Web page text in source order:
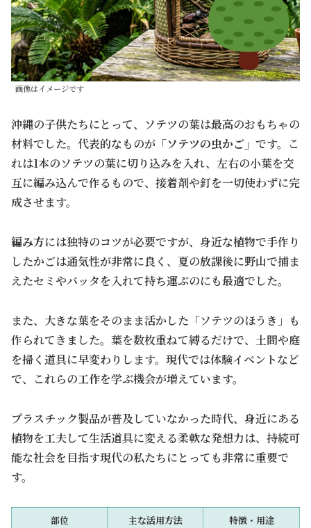
画像はイメージです
沖縄の子供たちにとって、ソテツの葉は最高のおもちゃの
材料でした。代表的なものが 「ソテツの虫かご」 です。こ
れは1本のソテツの葉に切り込みを入れ、左右の小葉を交
互に編み込んで作るもので、接着剤や釘を一切使わずに完
成させます。
編み方には独特のコツが必要ですが、身近な植物で手作り
したかごは通気性が非常に良く、夏の放課後に野山で捕ま
えたセミやバッタを入れて持ち運ぶのにも最適でした。
また、大きな葉をそのまま活かした「ソテツのほうき」も
作られてきました。葉を数枚重ねて縛るだけで、土間や庭
を掃く道具に早変わりします。現代では体験イベントなど
で、これらの工作を学ぶ機会が増えています。
プラスチック製品が普及していなかった時代、身近にある
植物を工夫して生活道具に変える柔軟な発想力は、持続可
能な社会を目指す現代の私たちにとっても非常に重要で
す。
部位 主な活用方法 特徴・用途